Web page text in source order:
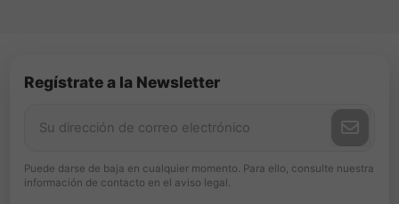
Regístrate a la Newsletter
Puede darse de baja en cualquier momento. Para ello, consulte nuestra
información de contacto en el aviso legal.